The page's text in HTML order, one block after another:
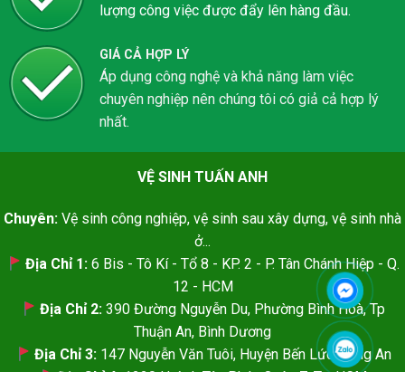
lượng công việc được đẩy lên hàng đầu.
GIÁ CẢ HỢP LÝ
Áp dụng công nghệ và khả năng làm việc
chuyên nghiệp nên chúng tôi có giả cả hợp lý
nhất.
VỆ SINH TUẤN ANH
Chuyên: Vệ sinh công nghiệp, vệ sinh sau xây dựng, vệ sinh nhà
ở...
Địa Chỉ 1: 6 Bis - Tô Kí - Tổ 8 - KP. 2 - P. Tân Chánh Hiệp - Q.
12 - HCM
Địa Chỉ 2: 390 Đường Nguyễn Du, Phường Bình Hoà, Tp
Thuận An, Bình Dương
Địa Chỉ 3:147 Nguyễn Văn Tuôi, Huyện Bến Lức, Long An